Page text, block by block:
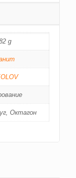
g
Октагон